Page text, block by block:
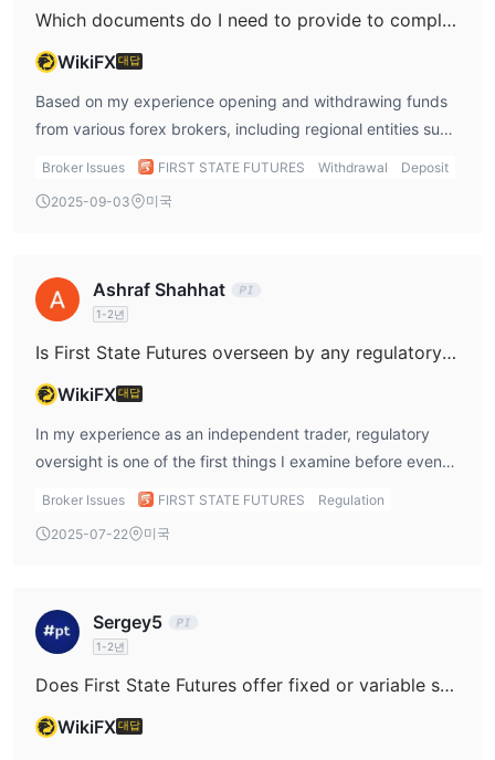
시간 시세, 차트, 시장 뉴스를 제공하며 거래의 즉시 실행을 완벽하
First State Futures에서는 예금을 PT의 명의로 분리된 계좌에 대한
수수료는 부과되지 않습니다.
인출은 예금 시 사용한 결제 방법을 통해서만 처리 및 이체될 수 있
withdrawal amount for a single transaction. This lack of
though the broker seems to have its operational
procedures regulated by the ICDX in Indonesia, with
segregated accounts as an added safety layer, I find it
less than ideal that concrete withdrawal minimums aren’t
lead to confusion or inconvenience down the road—so
confirmation of such policies. For me, not having this
information upfront means I’d proceed with extra care and
not assume full operational flexibility until verified. This
newer or less internationally established brokers.
Which documents do I need to provide to complete my initial withdrawal with First State Futures?
WikiFX대답
Based on my experience opening and withdrawing funds
from various forex brokers, including regional entities such
as First State Futures, I always start by ensuring that my
First State Futures, as per its regulatory obligations in
since deposits and withdrawals are only processed to and
from bank accounts in the client’s own name. For my initial
withdrawal, I prepared a valid government-issued photo
address (for example, a recent utility bill or bank
statement showing my name and residential address), and
documents showing the bank account matches my
registration details. This is standard practice in the
and to confirm the source and destination of funds. I also
procedures only allow withdrawals via the original deposit
channel. In my cautious view, contacting their customer
support before initiating a withdrawal is prudent. This
required, as requirements can change, and ensures my
Broker Issues FIRST STATE FUTURES Withdrawal Deposit
2025-09-03 미국
Ashraf Shahhat
1-2년
Is First State Futures overseen by any regulatory bodies, and if so, which financial authorities are responsible for its regulation?
WikiFX대답
In my experience as an independent trader, regulatory
oversight is one of the first things I examine before even
considering a broker. When researching First State
Indonesia Commodity and Derivatives Exchange (ICDX),
present, they are officially monitored for compliance by
ICDX—a key regulatory authority for trading activities in
Indonesia, intended to provide some layer of client
noticed that First State Futures previously held a license
Broker Issues FIRST STATE FUTURES Regulation
2025-07-22 미국
Sergey5
1-2년
Does First State Futures offer fixed or variable spreads, and how are these spreads affected during periods of significant market volatility or major news events?
WikiFX대답